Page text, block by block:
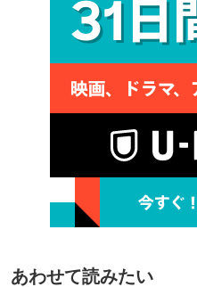
あわせて読みたい